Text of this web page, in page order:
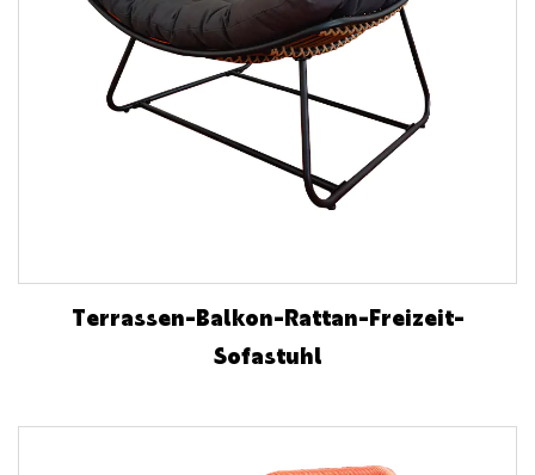
Terrassen-Balkon-Rattan-Freizeit-
Sofastuhl